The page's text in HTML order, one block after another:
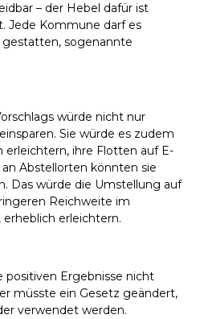
– der Hebel dafür ist
Jede Kommune darf es
sogenannte
würde nicht nur
Sie würde es zudem
ihre Flotten auf E-
Abstellorten könnten sie
Das würde die Umstellung auf
Reichweite im
erleichtern.
positiven Ergebnisse nicht
müsste ein Gesetz geändert,
verwendet werden.